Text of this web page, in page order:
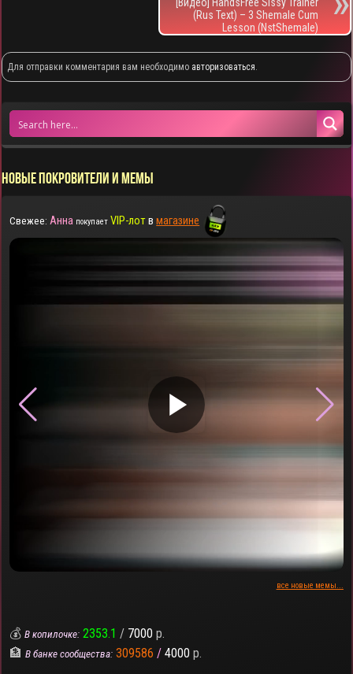
[Видео] HandsFree Sissy Trainer
(Rus Text) – 3 Shemale Cum
Lesson (NstShemale)
Для отправки комментария вам необходимо авторизоваться.
НОВЫЕ ПОКРОВИТЕЛИ И МЕМЫ
Свежее: Анна покупает VIP-лотвмагазине
▶
все новые мемы...
💰В копилочке: 2353.1 / 7000 р.
🏦В банке сообщества: 309586 / 4000 р.